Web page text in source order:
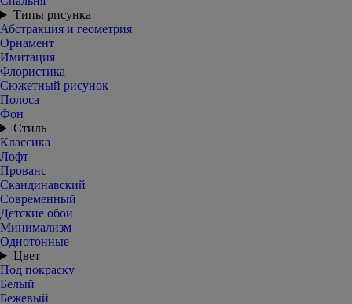
Типы рисунка
Абстракция и геометрия
Орнамент
Имитация
Флористика
Сюжетный рисунок
Полоса
Фон
Стиль
Классика
Лофт
Прованс
Скандинавский
Современный
Детские обои
Минимализм
Однотонные
Цвет
Под покраску
Белый
Бежевый